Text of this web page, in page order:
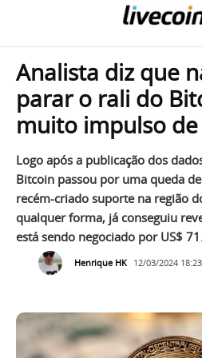
Analista diz que
parar o rali do
muito impulso de
Logo após a publicação dos
Bitcoin passou por uma queda
recém-criado suporte na região
qualquer forma, já conseguiu
está sendo negociado por US$
Henrique HK 12/03/2024 18:23